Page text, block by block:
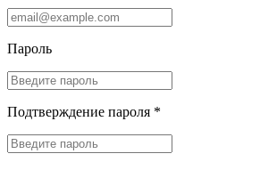
Пароль
Подтверждение пароля *